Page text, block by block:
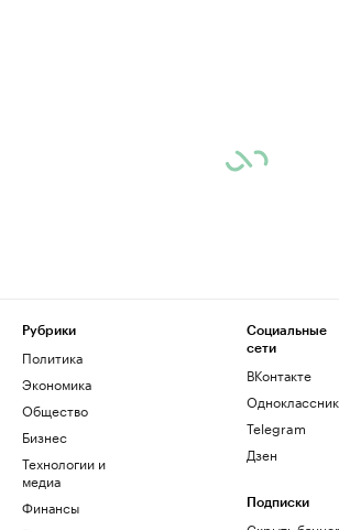
Рубрики
Политика
Экономика
Общество
Бизнес
Технологии и
медиа
Финансы
Социальные
сети
ВКонтакте
Telegram
Дзен
Подписки